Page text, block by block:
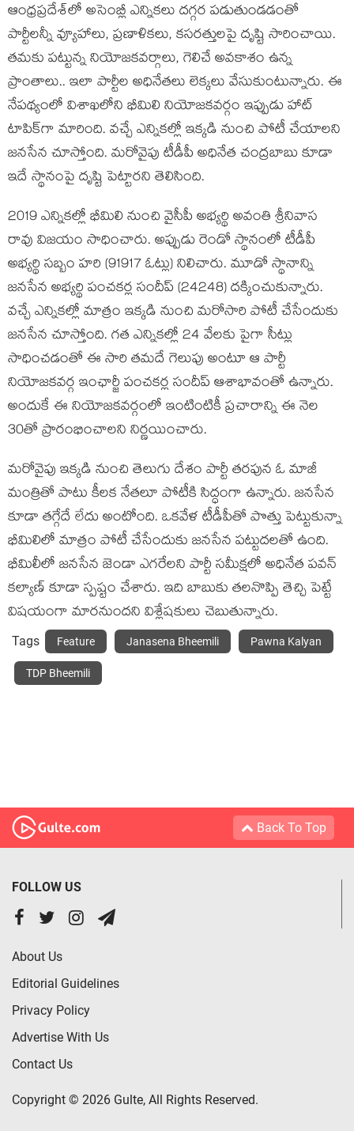
ఆంధ్ర‌ప్ర‌దేశ్‌లో అసెంబ్లీ ఎన్నిక‌లు ద‌గ్గ‌ర ప‌డుతుండ‌డంతో
పార్టీల‌న్నీ వ్యూహాలు, ప్ర‌ణాళిక‌లు, క‌స‌ర‌త్తుల‌పై దృష్టి సారించాయి.
త‌మ‌కు ప‌ట్టున్న నియోజ‌క‌వ‌ర్గాలు, గెలిచే అవ‌కాశం ఉన్న
ప్రాంతాలు.. ఇలా పార్టీల అధినేత‌లు లెక్క‌లు వేసుకుంటున్నారు. ఈ
నేప‌థ్యంలో విశాఖ‌లోని భీమిలి నియోజ‌క‌వ‌ర్గం ఇప్పుడు హాట్
టాపిక్‌గా మారింది. వ‌చ్చే ఎన్నిక‌ల్లో ఇక్క‌డి నుంచి పోటీ చేయాల‌ని
జ‌న‌సేన చూస్తోంది. మ‌రోవైపు టీడీపీ అధినేత చంద్ర‌బాబు కూడా
ఇదే స్థానంపై దృష్టి పెట్టార‌ని తెలిసింది.
2019 ఎన్నిక‌ల్లో భీమిలి నుంచి వైసీపీ అభ్య‌ర్థి అవంతి శ్రీనివాస
రావు విజ‌యం సాధించారు. అప్పుడు రెండో స్థానంలో టీడీపీ
అభ్య‌ర్థి స‌బ్బం హ‌రి (91917 ఓట్లు) నిలిచారు. మూడో స్థానాన్ని
జ‌న‌సేన అభ్య‌ర్థి పంచ‌క‌ర్ల సందీప్ (24248) ద‌క్కించుకున్నారు.
వ‌చ్చే ఎన్నిక‌ల్లో మాత్రం ఇక్క‌డి నుంచి మ‌రోసారి పోటీ చేసేందుకు
జ‌న‌సేన చూస్తోంది. గ‌త ఎన్నిక‌ల్లో 24 వేల‌కు పైగా సీట్లు
సాధించ‌డంతో ఈ సారి త‌మ‌దే గెలుపు అంటూ ఆ పార్టీ
నియోజ‌క‌వ‌ర్గ ఇంఛార్జీ పంచ‌క‌ర్ల సందీప్ ఆశాభావంతో ఉన్నారు.
అందుకే ఈ నియోజ‌క‌వ‌ర్గంలో ఇంటింటికీ ప్ర‌చారాన్ని ఈ నెల
30తో ప్రారంభించాల‌ని నిర్ణ‌యించారు.
మ‌రోవైపు ఇక్క‌డి నుంచి తెలుగు దేశం పార్టీ త‌ర‌పున ఓ మాజీ
మంత్రితో పాటు కీల‌క నేత‌లూ పోటీకి సిద్ధంగా ఉన్నారు. జ‌న‌సేన
కూడా త‌గ్గేదే లేదు అంటోంది. ఒక‌వేళ టీడీపీతో పొత్తు పెట్టుకున్నా
భీమిలిలో మాత్రం పోటీ చేసేందుకు జ‌న‌సేన ప‌ట్టుద‌ల‌తో ఉంది.
భీమిలీలో జ‌న‌సేన జెండా ఎగ‌రేల‌ని పార్టీ స‌మీక్ష‌లో అధినేత ప‌వ‌న్
క‌ల్యాణ్ కూడా స్ప‌ష్టం చేశారు. ఇది బాబుకు త‌ల‌నొప్పి తెచ్చి పెట్టే
విష‌యంగా మార‌నుంద‌ని విశ్లేష‌కులు చెబుతున్నారు.
Tags Feature Janasena Bheemili Pawna Kalyan
TDP Bheemili
Back To Top
FOLLOW US
About Us
Editorial Guidelines
Privacy Policy
Advertise With Us
Contact Us
Copyright © 2026 Gulte, All Rights Reserved.